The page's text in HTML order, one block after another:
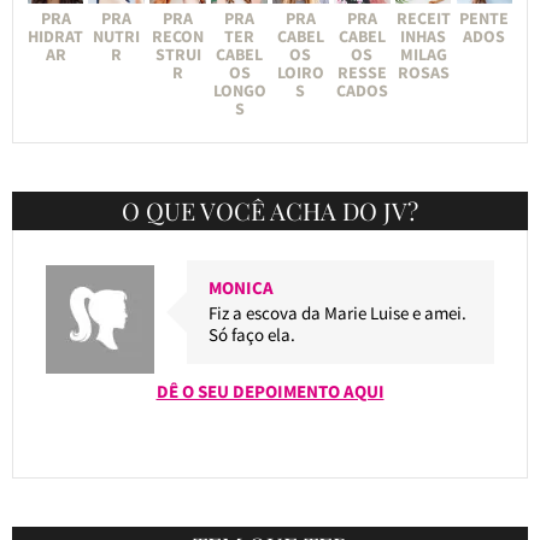
PRA
HIDRAT
AR
PRA
NUTRI
R
PRA
RECON
STRUI
R
PRA
TER
CABEL
OS
LONGO
S
PRA
CABEL
OS
LOIRO
S
PRA
CABEL
OS
RESSE
CADOS
RECEIT
INHAS
MILAG
ROSAS
PENTE
ADOS
O QUE VOCÊ ACHA DO JV?
MONICA
Fiz a escova da Marie Luise e amei.
Só faço ela.
DÊ O SEU DEPOIMENTO AQUI